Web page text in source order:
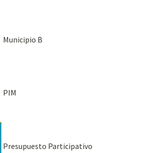
Municipio B
PIM
Presupuesto Participativo